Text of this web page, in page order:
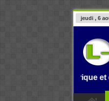
jeudi , 6
en Afrique et dans le